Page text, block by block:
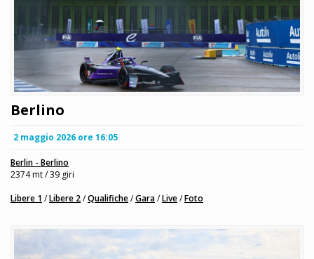
Berlino
2 maggio 2026 ore 16:05
Berlin - Berlino
2374 mt / 39 giri
Libere 1 /Libere 2/Qualifiche/Gara/Live/Foto